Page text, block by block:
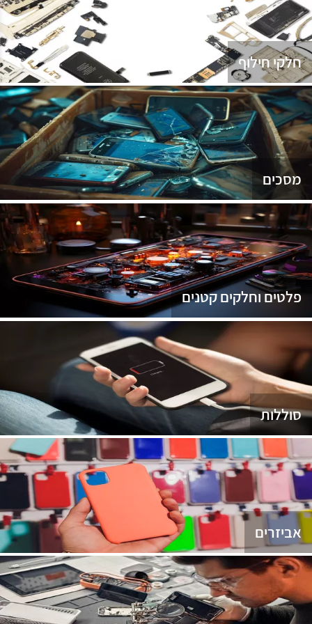
חלקי חילוף
מסכים
פלטים וחלקים קטנים
סוללות
אביזרים